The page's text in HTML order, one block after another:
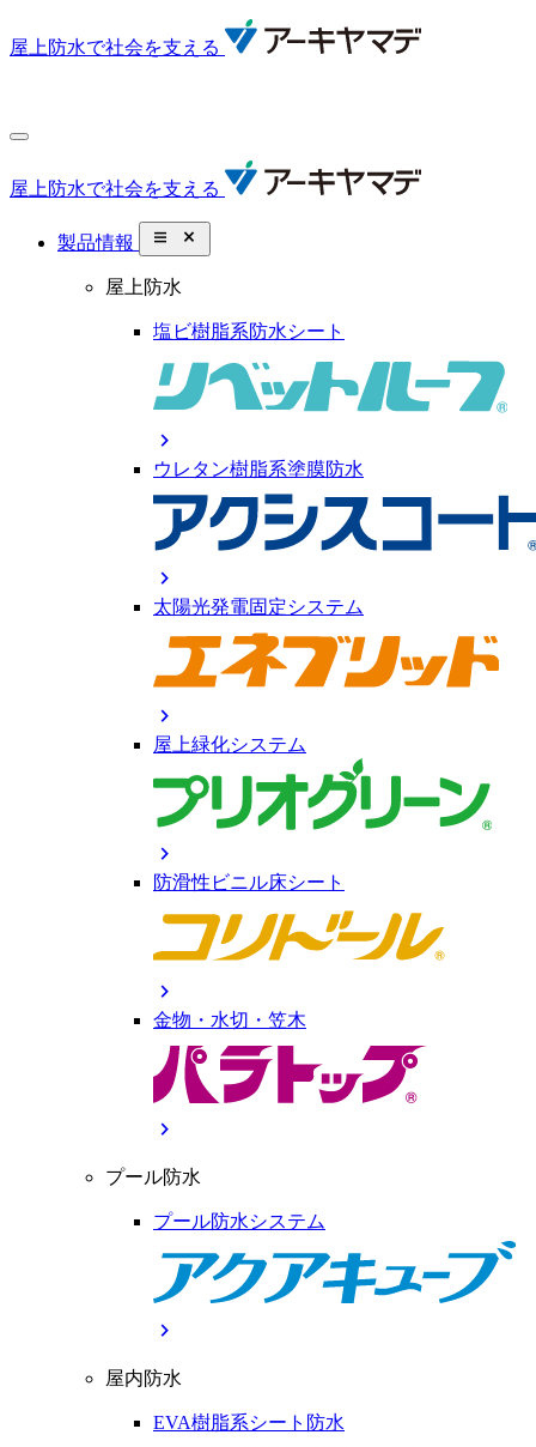
屋上防水で社会を支える
屋上防水で社会を支える
製品情報 close_small
屋上防水
塩ビ樹脂系防水シート
chevron_right
ウレタン樹脂系塗膜防水
chevron_right
太陽光発電固定システム
chevron_right
屋上緑化システム
chevron_right
防滑性ビニル床シート
chevron_right
金物・水切・笠木
chevron_right
プール防水
プール防水システム
chevron_right
屋内防水
EVA樹脂系シート防水